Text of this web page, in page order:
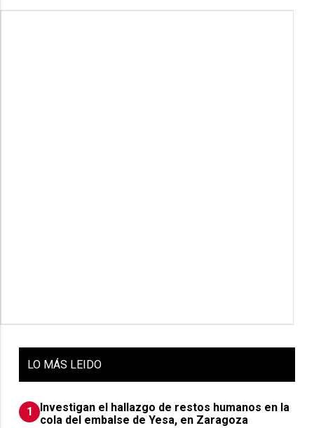
LO MÁS LEIDO
1
Investigan el hallazgo de restos humanos en la
cola del embalse de Yesa, en Zaragoza